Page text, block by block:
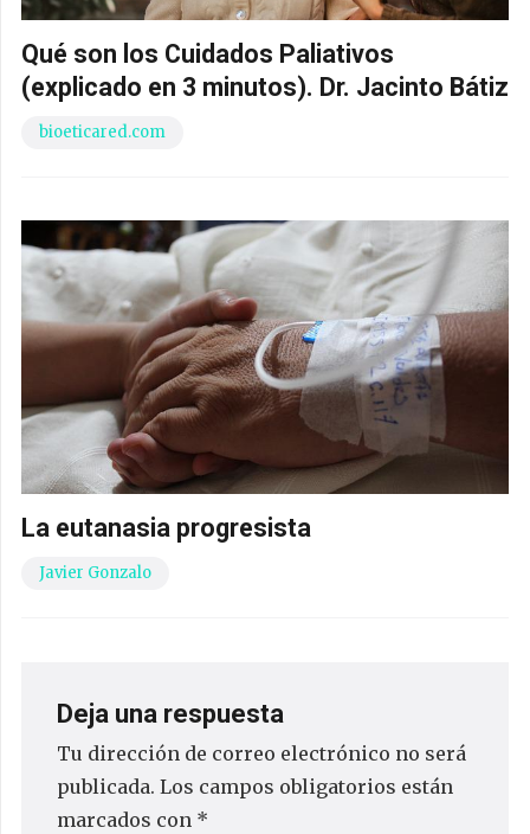
Qué son los Cuidados Paliativos
(explicado en 3 minutos). Dr. Jacinto Bátiz
bioeticared.com
La eutanasia progresista
Javier Gonzalo
Deja una respuesta
Tu dirección de correo electrónico no será
publicada. Los campos obligatorios están
marcados con *